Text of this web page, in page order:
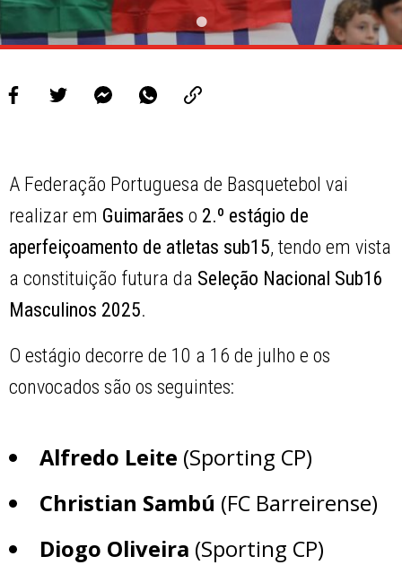
A Federação Portuguesa de Basquetebol vai
realizar em Guimarães o 2.º estágio de
aperfeiçoamento de atletas sub15, tendo em vista
a constituição futura da Seleção Nacional Sub16
Masculinos 2025.
O estágio decorre de 10 a 16 de julho e os
convocados são os seguintes:
Alfredo Leite (Sporting CP)
Christian Sambú (FC Barreirense)
Diogo Oliveira (Sporting CP)